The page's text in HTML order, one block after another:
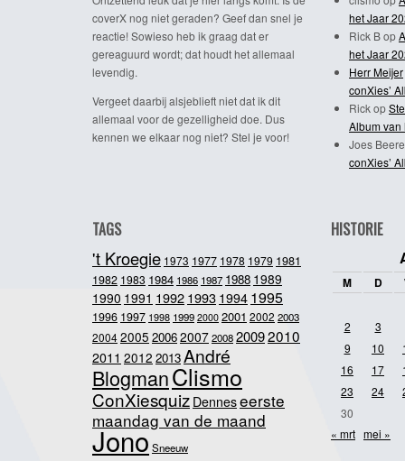
coverX nog niet geraden? Geef dan snel je
reactie! Sowieso heb ik graag dat er
gereaguurd wordt; dat houdt het allemaal
levendig.
Vergeet daarbij alsjeblieft niet dat ik dit
allemaal voor de gezelligheid doe. Dus
kennen we elkaar nog niet? Stel je voor!
het Jaar
Rick Bop
het Jaar
Herr Meijer
conXies’
Rickop
Album van
Joes
conXies’
TAGS
't Kroegie 1973 1977 1978 1979 1981
1982 1983 1984 1986 1987 1988 1989
1990 1991 19921993 1994 1995
1996 1997 1998 1999 2000 2001 2002 2003
20042005 20062007200820092010
2011 2012 2013André
BlogmanClismo
ConXiesquiz Denneseerste
maandag van de maand
JonoSneeuw
HISTORIE
M D
2
3
9
10
16
17
23
24
30
« mrt mei »